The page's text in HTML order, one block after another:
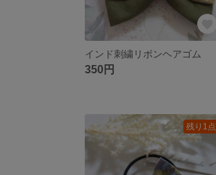
インド刺繍リボンヘアゴム
350円
残り1点